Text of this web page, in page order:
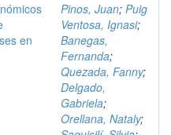
en
Pinos, Juan; Puig
Ventosa, Ignasi;
Banegas,
Fernanda;
Quezada, Fanny;
Delgado,
Gabriela;
Orellana, Nataly;